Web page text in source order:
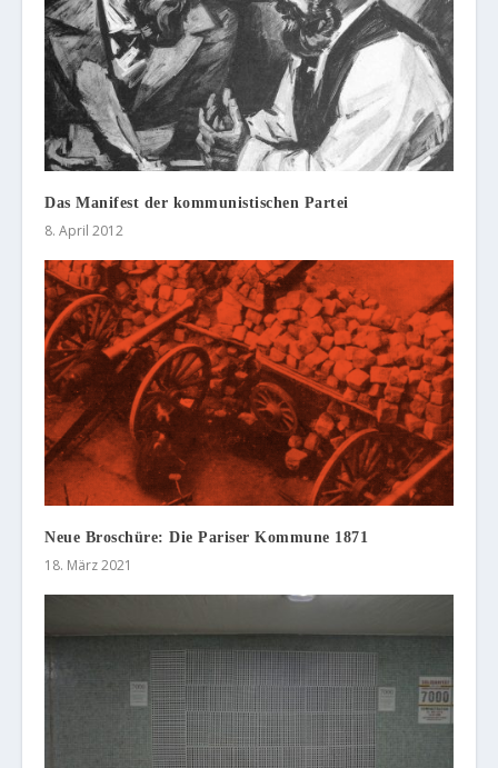
Das Manifest der kommunistischen Partei
8. April 2012
Neue Broschüre: Die Pariser Kommune 1871
18. März 2021